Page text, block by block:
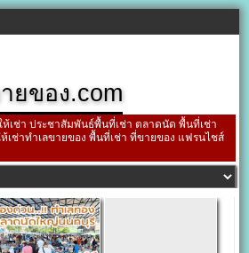
ยของ.com
เช่า ประชาสัมพันธ์พื้นที่เช่า ตลาดนัด พื้นที่เช่า
เช่าทำเลขายของ พื้นที่เช่า ที่ขายของ แฟรนไชส์